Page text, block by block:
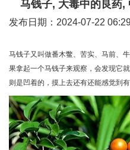
马钱子, 大毒中的良药,
发布日期：2024-07-22
马钱子又叫做番木鳖、苦实、马前、
果拿起一个马钱子来观察，会发现它
则是凹着的，摸上去还有还能感觉到